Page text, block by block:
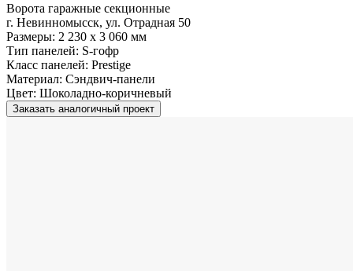
Ворота гаражные секционные
г. Невинномысск, ул. Отрадная 50
Размеры: 2 230 x 3 060 мм
Тип панелей: S-гофр
Класс панелей: Prestige
Материал: Сэндвич-панели
Цвет: Шоколадно-коричневый
Заказать аналогичный проект